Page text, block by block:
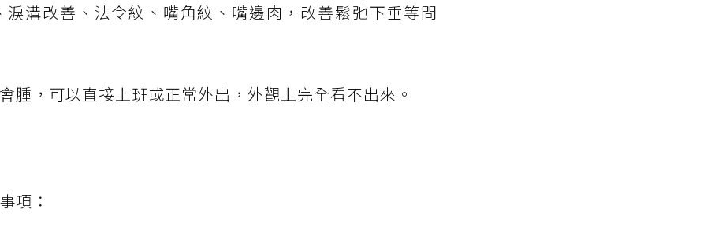
溝改善、法令紋、嘴角紋、嘴邊肉，改善鬆弛下垂等問
腫，可以直接上班或正常外出，外觀上完全看不出來。
項：